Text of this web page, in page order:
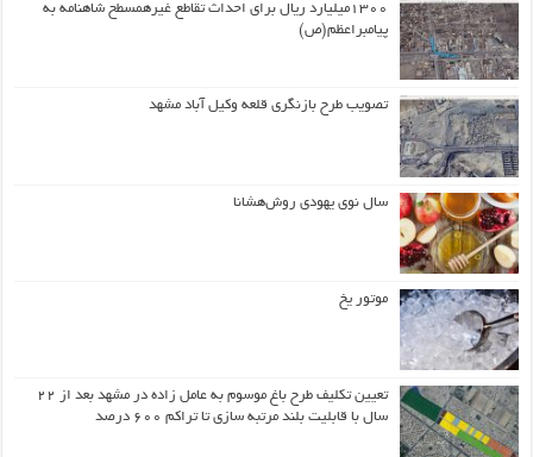
۱۳۰۰میلیارد ریال برای احداث تقاطع غیرهمسطح شاهنامه به
پیامبراعظم(ص)
تصویب طرح بازنگری قلعه وکیل آباد مشهد
سال نوی یهودی روش‌هشانا
موتور یخ
تعیین تکلیف طرح باغ موسوم به عامل زاده در مشهد بعد از ۲۲
سال با قابلیت بلند مرتبه سازی تا تراکم ۶۰۰ درصد